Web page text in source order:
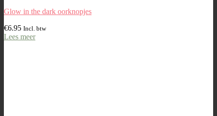
Glow in the dark oorknopjes
€6.95 Incl. btw
Lees meer